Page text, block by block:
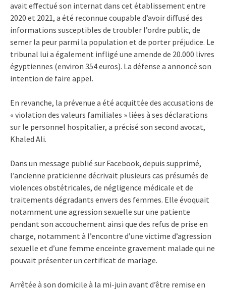
avait effectué son internat dans cet établissement entre
2020 et 2021, a été reconnue coupable d’avoir diffusé des
informations susceptibles de troubler l’ordre public, de
semer la peur parmi la population et de porter préjudice. Le
tribunal lui a également infligé une amende de 20.000 livres
égyptiennes (environ 354 euros). La défense a annoncé son
intention de faire appel.
En revanche, la prévenue a été acquittée des accusations de
« violation des valeurs familiales » liées à ses déclarations
sur le personnel hospitalier, a précisé son second avocat,
Khaled Ali.
Dans un message publié sur Facebook, depuis supprimé,
l’ancienne praticienne décrivait plusieurs cas présumés de
violences obstétricales, de négligence médicale et de
traitements dégradants envers des femmes. Elle évoquait
notamment une agression sexuelle sur une patiente
pendant son accouchement ainsi que des refus de prise en
charge, notamment à l’encontre d’une victime d’agression
sexuelle et d’une femme enceinte gravement malade qui ne
pouvait présenter un certificat de mariage.
Arrêtée à son domicile à la mi-juin avant d’être remise en